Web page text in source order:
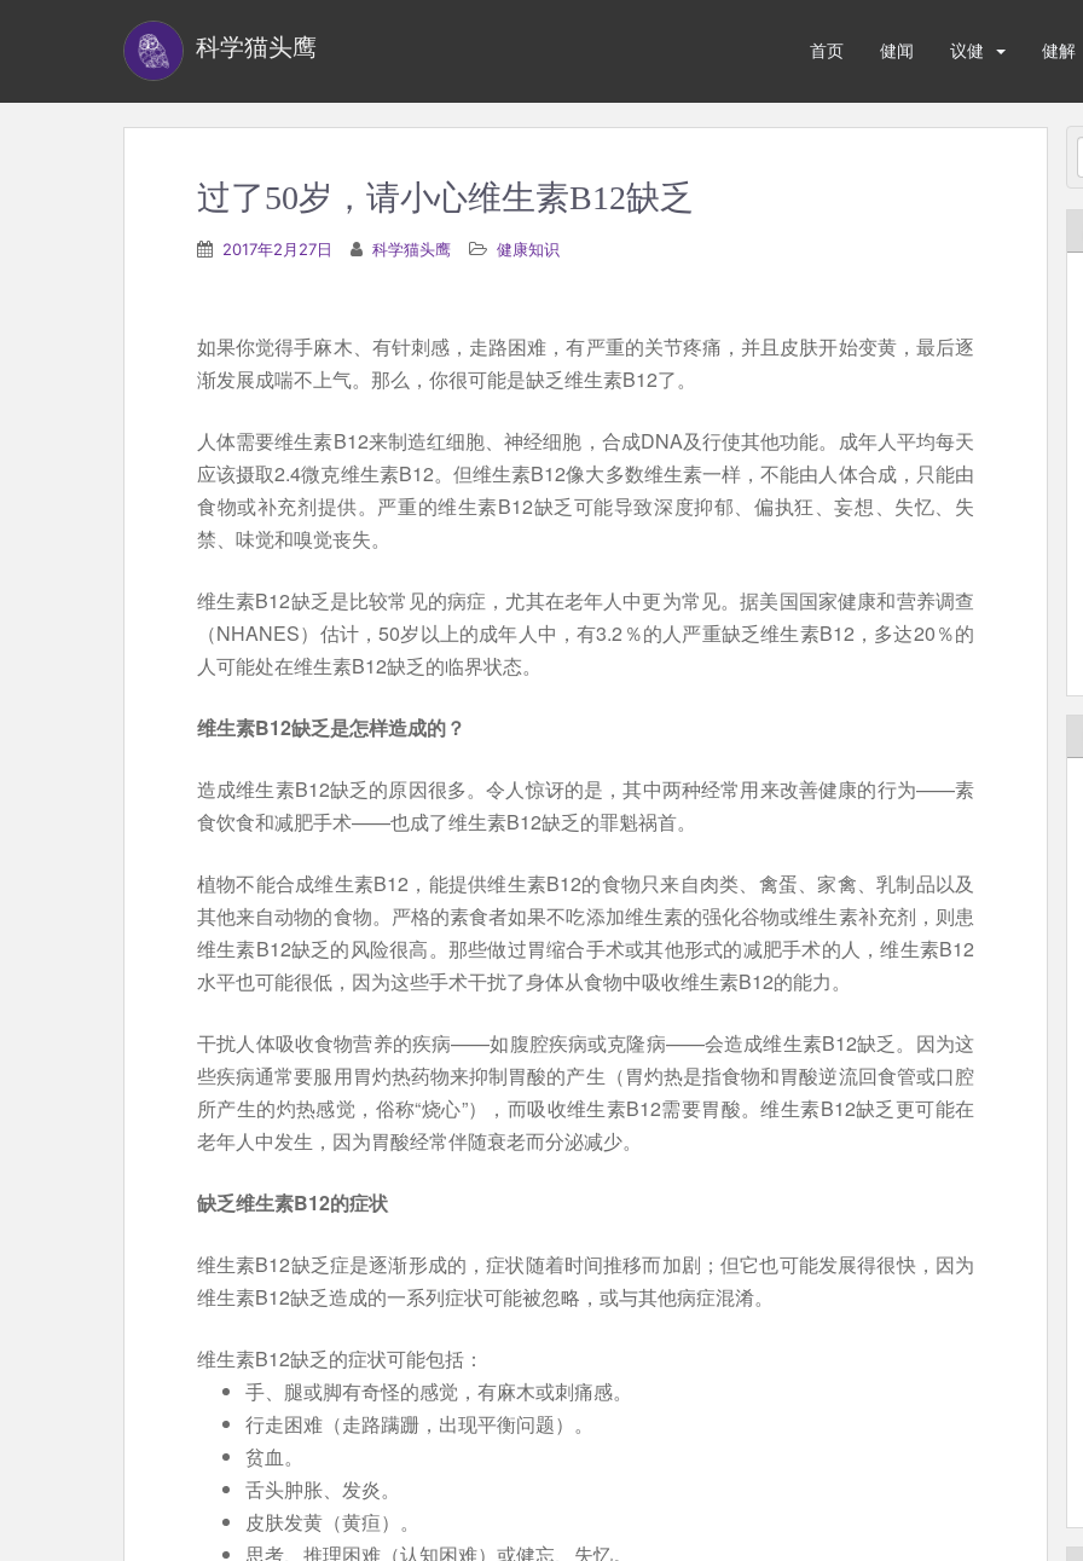
科学猫头鹰 首页 健闻 议健 健解
过了50岁，请小心维生素B12缺乏
2017年2月27日 科学猫头鹰 健康知识
如果你觉得手麻木、有针刺感，走路困难，有严重的关节疼痛，并且皮肤开始变黄，最后逐
渐发展成喘不上气。那么，你很可能是缺乏维生素B12了。
人体需要维生素B12来制造红细胞、神经细胞，合成DNA及行使其他功能。成年人平均每天
应该摄取2.4微克维生素B12。但维生素B12像大多数维生素一样，不能由人体合成，只能由
食物或补充剂提供。严重的维生素B12缺乏可能导致深度抑郁、偏执狂、妄想、失忆、失
禁、味觉和嗅觉丧失。
维生素B12缺乏是比较常见的病症，尤其在老年人中更为常见。据美国国家健康和营养调查
（NHANES）估计，50岁以上的成年人中，有3.2％的人严重缺乏维生素B12，多达20％的
人可能处在维生素B12缺乏的临界状态。
维生素B12缺乏是怎样造成的？
造成维生素B12缺乏的原因很多。令人惊讶的是，其中两种经常用来改善健康的行为——素
食饮食和减肥手术——也成了维生素B12缺乏的罪魁祸首。
植物不能合成维生素B12，能提供维生素B12的食物只来自肉类、禽蛋、家禽、乳制品以及
其他来自动物的食物。严格的素食者如果不吃添加维生素的强化谷物或维生素补充剂，则患
维生素B12缺乏的风险很高。那些做过胃缩合手术或其他形式的减肥手术的人，维生素B12
水平也可能很低，因为这些手术干扰了身体从食物中吸收维生素B12的能力。
干扰人体吸收食物营养的疾病——如腹腔疾病或克隆病——会造成维生素B12缺乏。因为这
些疾病通常要服用胃灼热药物来抑制胃酸的产生（胃灼热是指食物和胃酸逆流回食管或口腔
所产生的灼热感觉，俗称“烧心”），而吸收维生素B12需要胃酸。维生素B12缺乏更可能在
老年人中发生，因为胃酸经常伴随衰老而分泌减少。
缺乏维生素B12的症状
维生素B12缺乏症是逐渐形成的，症状随着时间推移而加剧；但它也可能发展得很快，因为
维生素B12缺乏造成的一系列症状可能被忽略，或与其他病症混淆。
维生素B12缺乏的症状可能包括：
手、腿或脚有奇怪的感觉，有麻木或刺痛感。
行走困难（走路蹒跚，出现平衡问题）。
贫血。
舌头肿胀、发炎。
皮肤发黄（黄疸）。
思考、推理困难（认知困难）或健忘、失忆。